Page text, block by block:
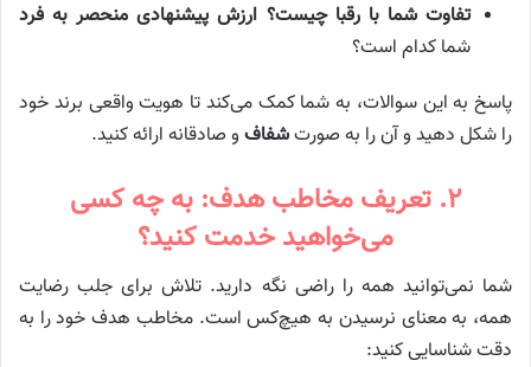
تفاوت شما با رقبا چیست؟ ارزش پیشنهادی منحصر به فرد
شما کدام است؟
پاسخ به این سوالات، به شما کمک می‌کند تا هویت واقعی برند خود
را شکل دهید و آن را به صورتشفاف و صادقانه ارائه کنید.
۲. تعریف مخاطب هدف: به چه کسی
می‌خواهید خدمت کنید؟
شما نمی‌توانید همه را راضی نگه دارید. تلاش برای جلب رضایت
همه، به معنای نرسیدن به هیچ‌کس است. مخاطب هدف خود را به
دقت شناسایی کنید: